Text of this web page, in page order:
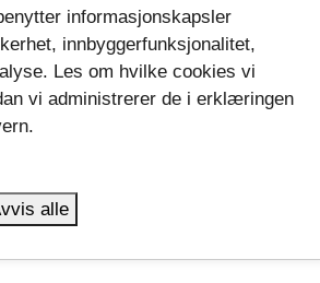
(KS). I dette forumet snakker jeg dermed
men på vegne av alle fylkeskommunene
fikk også innsikt i hvordan
med tanke på egne
det ikke er vanskelig å forstå, sier
informasjonskapsler
innbyggerfunksjonalitet,
Les om hvilke cookies vi
vi administrerer de i erklæringen
alle